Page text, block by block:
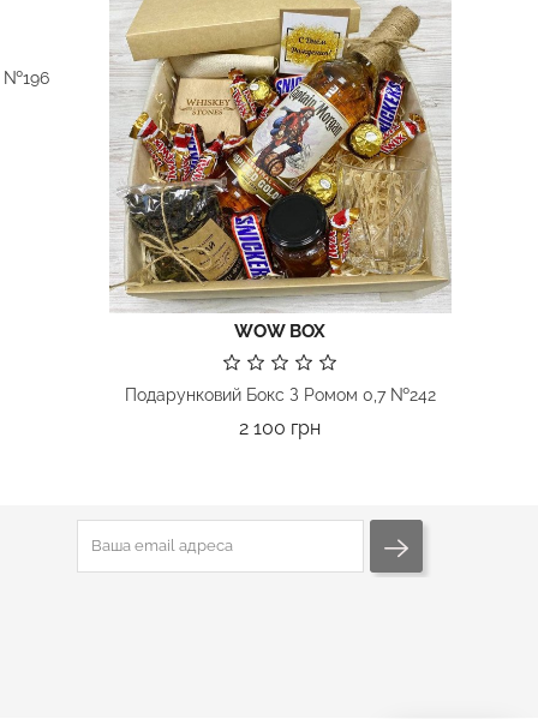
№196
WOW BOX
Подарунковий Бокс З Ромом 0,7 №242
2 100 грнЦіна
ПІДПИСКА НА РОЗСИЛКУ
Ви зможете скасувати підписку в будь-